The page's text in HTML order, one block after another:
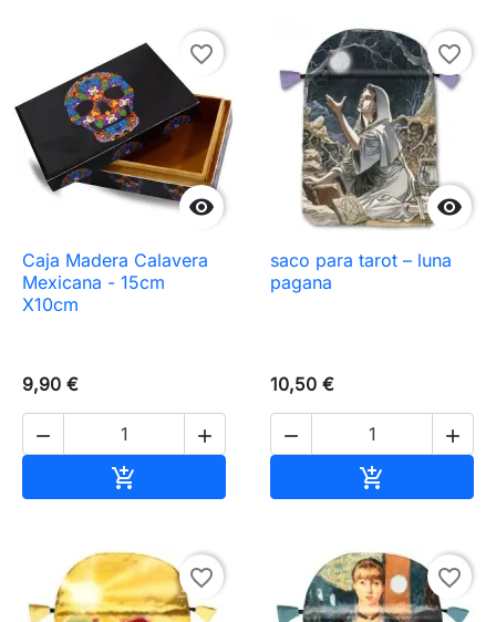

favorite_border
Caja Madera Calavera
Mexicana - 15cm
X10cm
9,90 €
 


favorite_border
saco para tarot – luna
pagana
10,50 €
 

favorite_border favorite_border